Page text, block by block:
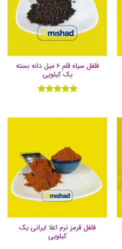
فلفل سیاه قلم 6 میل دانه بسته
یک کیلویی
فلفل قرمز نرم اعلا ایرانی یک
کیلویی